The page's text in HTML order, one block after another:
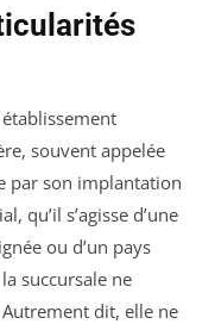
souvent appelée
par son implantation
qu’il s’agisse d’une
ou d’un pays
succursale ne
dit, elle ne